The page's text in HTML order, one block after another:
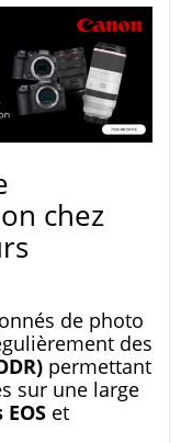
chez
de photo
des
permettant
sur une large
et